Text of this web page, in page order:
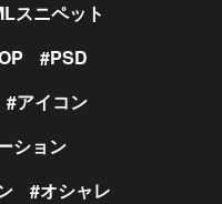
スニペット
PSD
アイコン
ション
オシャレ